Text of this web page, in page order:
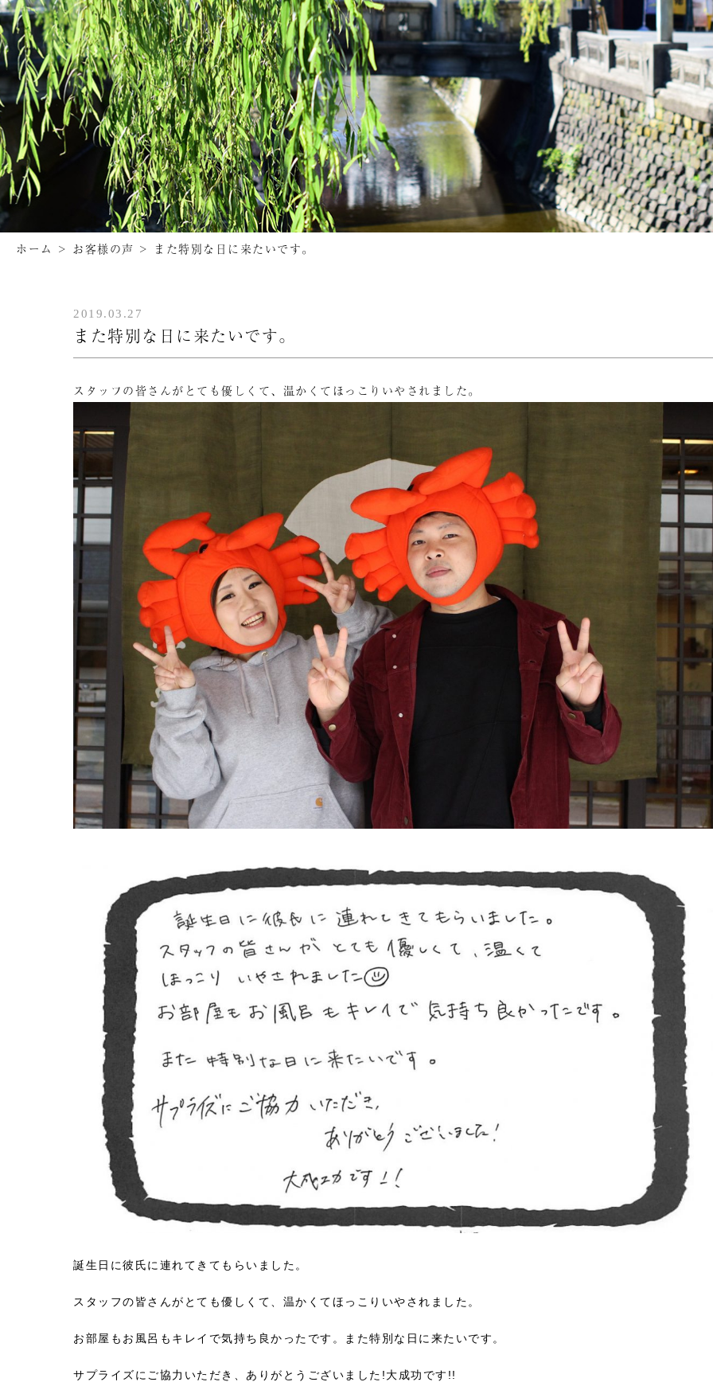
ホーム > お客様の声 > また特別な日に来たいです。
2019.03.27
また特別な日に来たいです。
スタッフの皆さんがとても優しくて、温かくてほっこりいやされました。
誕生日に彼氏に連れてきてもらいました。
スタッフの皆さんがとても優しくて、温かくてほっこりいやされました。
お部屋もお風呂もキレイで気持ち良かったです。 また特別な日に来たいです。
サプライズにご協力いただき、ありがとうございました!大成功です!!